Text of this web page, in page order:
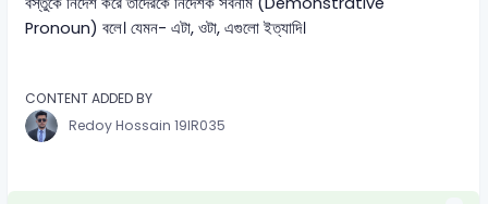
Pronoun) বলে। যেমন- এটা, ওটা, এগুলো ইত্যাদি।
CONTENT ADDED BY
Redoy Hossain 19IR035